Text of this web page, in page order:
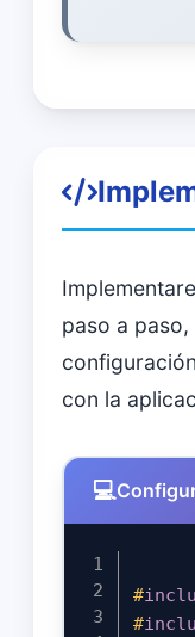
paso a
con la
#
#